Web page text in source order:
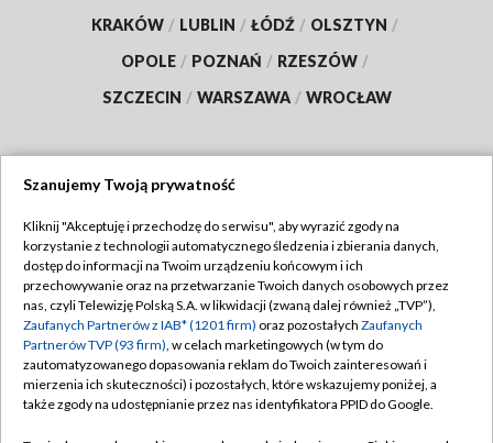
KRAKÓW / LUBLIN / ŁÓDŹ / OLSZTYN /
OPOLE / POZNAŃ / RZESZÓW /
SZCZECIN / WARSZAWA / WROCŁAW
TVP
Abonament TVP
Emisja w TVP
Centrum informacji TVP
Naziemna Telewizja Cyfrowa
Regulamin TVP
Polityka prywatności
Moje zgody
Pomoc
Szanujemy Twoją prywatność
Kliknij "Akceptuję i przechodzę do serwisu", aby wyrazić zgody na
korzystanie z technologii automatycznego śledzenia i zbierania danych,
dostęp do informacji na Twoim urządzeniu końcowym i ich
przechowywanie oraz na przetwarzanie Twoich danych osobowych przez
nas, czyli Telewizję Polską S.A. w likwidacji (zwaną dalej również „TVP”),
Zaufanych Partnerów z IAB* (1201 firm) oraz pozostałych Zaufanych
Partnerów TVP (93 firm), w celach marketingowych (w tym do
zautomatyzowanego dopasowania reklam do Twoich zainteresowań i
mierzenia ich skuteczności) i pozostałych, które wskazujemy poniżej, a
także zgody na udostępnianie przez nas identyfikatora PPID do Google.